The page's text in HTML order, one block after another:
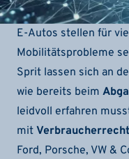
E-Autos stellen für
Mobilitätsprobleme
Sprit lassen sich an
wie bereits beim
leidvoll erfahren
mit
Ford, Porsche, VW &